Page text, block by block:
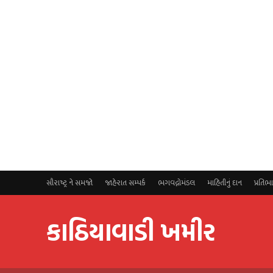
સૌરાષ્ટ્ર ને સમજો જાહેરાત સમ્પર્ક ભગવદ્ગોમંડલ માહિતીનું દાન
કાઠિયાવાડી ખમીર